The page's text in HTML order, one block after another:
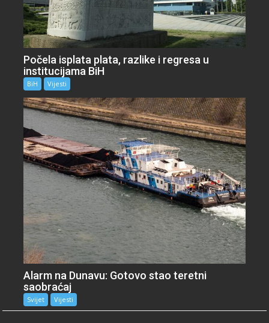
Počela isplata plata, razlike i regresa u
institucijama BiH
BiH Vijesti
Alarm na Dunavu: Gotovo stao teretni
saobraćaj
Svijet Vijesti